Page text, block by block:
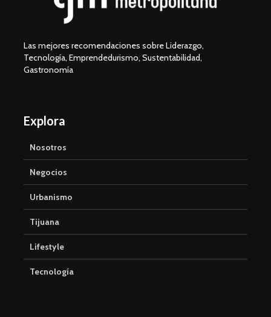
Las mejores recomendaciones sobre Liderazgo,
Tecnología, Emprendedurismo, Sustentabilidad,
Gastronomía
Explora
Nosotros
Negocios
Urbanismo
Tijuana
Lifestyle
Tecnología